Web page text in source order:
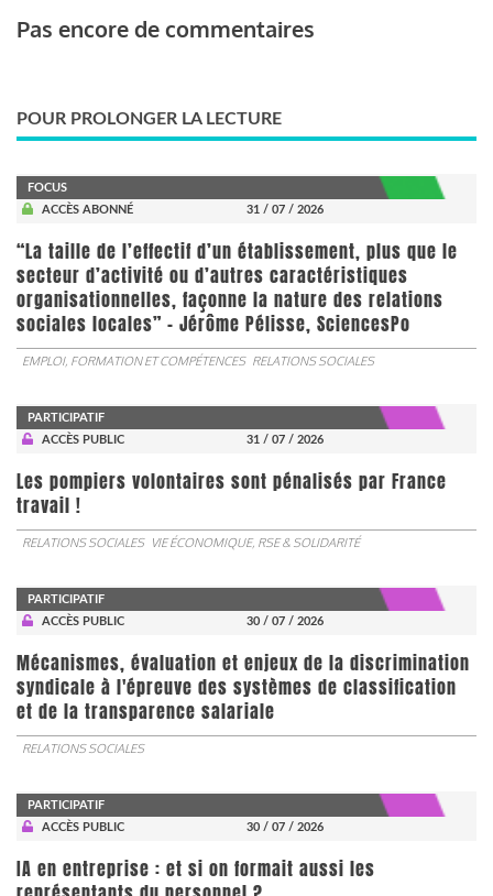
Pas encore de commentaires
POUR PROLONGER LA LECTURE
FOCUS
ACCÈS ABONNÉ
31 / 07 / 2026
“La taille de l’effectif d’un établissement, plus que le
secteur d’activité ou d’autres caractéristiques
organisationnelles, façonne la nature des relations
sociales locales” - Jérôme Pélisse, SciencesPo
EMPLOI, FORMATION ET COMPÉTENCES RELATIONS SOCIALES
PARTICIPATIF
ACCÈS PUBLIC
31 / 07 / 2026
Les pompiers volontaires sont pénalisés par France
travail !
RELATIONS SOCIALES VIE ÉCONOMIQUE, RSE & SOLIDARITÉ
PARTICIPATIF
ACCÈS PUBLIC
30 / 07 / 2026
Mécanismes, évaluation et enjeux de la discrimination
syndicale à l'épreuve des systèmes de classification
et de la transparence salariale
RELATIONS SOCIALES
PARTICIPATIF
ACCÈS PUBLIC
30 / 07 / 2026
IA en entreprise : et si on formait aussi les